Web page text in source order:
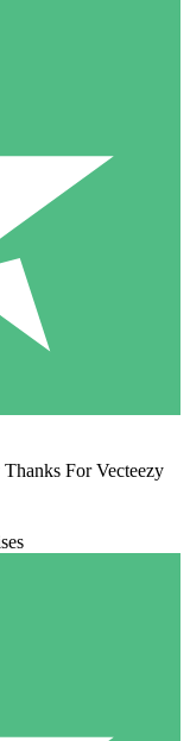
For Vecteezy